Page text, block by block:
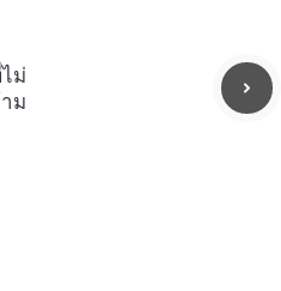
ม่
ม